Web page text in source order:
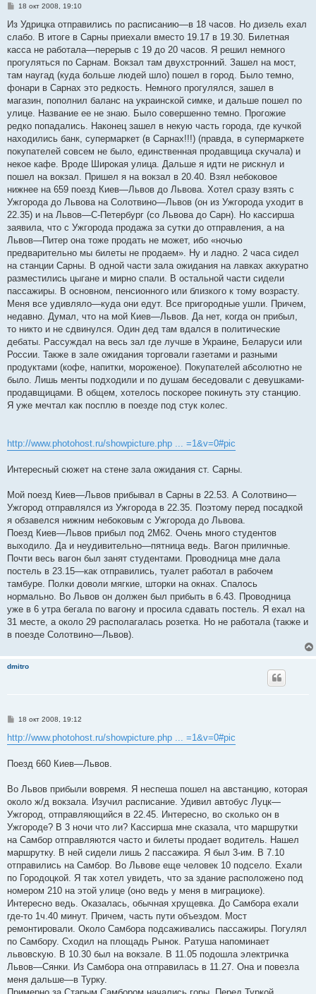
С
о
щ
е
и
е
18 окт 2008, 19:10
Из Удрицка отправились по расписанию—в 18 часов. Но дизель ехал
слабо. В итоге в Сарны приехали вместо 19.17 в 19.30. Билетная
касса не работала—перерыв с 19 до 20 часов. Я решил немного
прогуляться по Сарнам. Вокзал там двухстронний. Зашел на мост,
там наугад (куда больше людей шло) пошел в город. Было темно,
фонари в Сарнах это редкость. Немного прогулялся, зашел в
магазин, пополнил баланс на украинской симке, и дальше пошел по
улице. Название ее не знаю. Было совершенно темно. Прогожие
редко попадались. Наконец зашел в некую часть города, где кучкой
находились банк, супермаркет (в Сарнах!!!) (правда, в супермаркете
покупателей совсем не было, единственная продавщица скучала) и
некое кафе. Вроде Широкая улица. Дальше я идти не рискнул и
пошел на вокзал. Пришел я на вокзал в 20.40. Взял небоковое
нижнее на 659 поезд Киев—Львов до Львова. Хотел сразу взять с
Ужгорода до Львова на Солотвино—Львов (он из Ужгорода уходит в
22.35) и на Львов—С-Петербург (со Львова до Сарн). Но кассирша
заявила, что с Ужгорода продажа за сутки до отправления, а на
Львов—Питер она тоже продать не может, ибо «ночью
предварительно мы билеты не продаем». Ну и ладно. 2 часа сидел
на станции Сарны. В одной части зала ожидания на лавках аккуратно
разместились цыгане и мирно спали. В остальной части сидели
пассажиры. В основном, пенсионного или близкого к тому возрасту.
Меня все удивляло—куда они едут. Все пригородные ушли. Причем,
недавно. Думал, что на мой Киев—Львов. Да нет, когда он прибыл,
то никто и не сдвинулся. Один дед там вдался в политические
дебаты. Рассуждал на весь зал где лучше в Украине, Беларуси или
России. Также в зале ожидания торговали газетами и разными
продуктами (кофе, напитки, мороженое). Покупателей абсолютно не
было. Лишь менты подходили и по душам беседовали с девушками-
продавщицами. В общем, хотелось поскорее покинуть эту станцию.
Я уже мечтал как посплю в поезде под стук колес.
http://www.photohost.ru/showpicture.php ... =1&v=0#pic
Интересный сюжет на стене зала ожидания ст. Сарны.
Мой поезд Киев—Львов прибывал в Сарны в 22.53. А Солотвино—
Ужгород отправлялся из Ужгорода в 22.35. Поэтому перед посадкой
я обзавелся нижним небоковым с Ужгорода до Львова.
Поезд Киев—Львов прибыл под 2М62. Очень много студентов
выходило. Да и неудивительно—пятница ведь. Вагон приличные.
Почти весь вагон был занят студентами. Проводница мне дала
постель в 23.15—как отправились, туалет работал в рабочем
тамбуре. Полки доволи мягкие, шторки на окнах. Спалось
нормально. Во Львов он должен был прибыть в 6.43. Проводница
уже в 6 утра бегала по вагону и просила сдавать постель. Я ехал на
31 месте, а около 29 располагалась розетка. Но не работала (также и
в поезде Солотвино—Львов).
dmitro
С
о
б
е
н
е
18 окт 2008, 19:12
http://www.photohost.ru/showpicture.php ... =1&v=0#pic
Поезд 660 Киев—Львов.
Во Львов прибыли вовремя. Я неспеша пошел на австанцию, которая
около ж/д вокзала. Изучил расписание. Удивил автобус Луцк—
Ужгород, отправляющийся в 22.45. Интересно, во сколько он в
Ужгороде? В 3 ночи что ли? Кассирша мне сказала, что маршрутки
на Самбор отправляются часто и билеты продает водитель. Нашел
маршрутку. В ней сидели лишь 2 пассажира. Я был 3-им. В 7.10
отправились на Самбор. Во Львове еще человек 10 подсело. Ехали
по Городоцкой. Я так хотел увидеть, что за здание расположено под
номером 210 на этой улице (оно ведь у меня в миграциоке).
Интересно ведь. Оказалась, обычная хрущевка. До Самбора ехали
где-то 1ч.40 минут. Причем, часть пути объездом. Мост
ремонтировали. Около Самбора подсаживались пассажиры. Погулял
по Самбору. Сходил на площадь Рынок. Ратуша напоминает
львовскую. В 10.30 был на вокзале. В 11.05 подошла электричка
Львов—Сянки. Из Самбора она отправилась в 11.27. Она и повезла
меня дальше—в Турку.